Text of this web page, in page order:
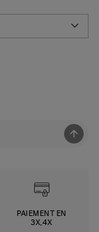
PAIEMENT EN
3X,4X